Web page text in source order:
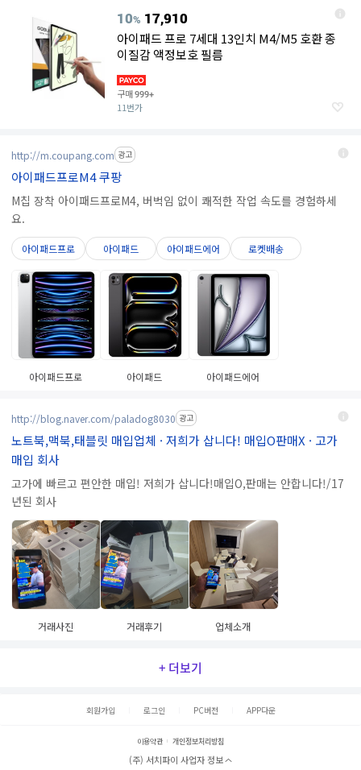
10% 17,910
아이패드 프로 7세대 13인치 M4/M5 호환 종
이질감 액정보호 필름
구매999+
11번가
http://m.coupang.com 광고
아이패드프로M4 쿠팡
M칩 장착 아이패드프로M4, 버벅임 없이 쾌적한 작업 속도를 경험하세
요.
아이패드프로 아이패드 아이패드에어 로켓배송
아이패드프로 아이패드 아이패드에어
http://blog.naver.com/paladog8030 광고
노트북,맥북,태블릿 매입업체 · 저희가 삽니다! 매입O판매X · 고가
매입 회사
고가에 빠르고 편안한 매입! 저희가 삽니다!매입O,판매는 안합니다!/17
년된 회사
거래사진 거래후기 업체소개
+ 더보기
회원가입 로그인 PC버전 APP다운
이용약관 개인정보처리방침
(주) 서치파이 사업자 정보